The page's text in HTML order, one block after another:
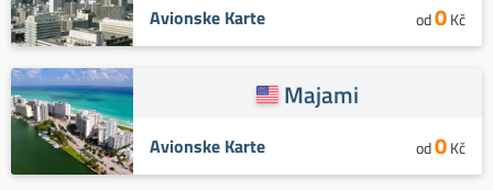
Avionske Karte od0Kč
Majami
Avionske Karte od0Kč